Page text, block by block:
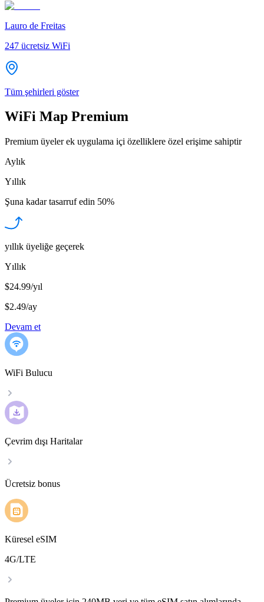
Lauro de Freitas
247 ücretsiz WiFi
Tüm şehirleri göster
WiFi Map Premium
Premium üyeler ek uygulama içi özelliklere özel erişime sahiptir
Aylık
Yıllık
Şuna kadar tasarruf edin 50%
yıllık üyeliğe geçerek
Yıllık
$24.99/yıl
$2.49/ay
Devam et
WiFi Bulucu
Çevrim dışı Haritalar
Ücretsiz bonus
Küresel eSIM
4G/LTE